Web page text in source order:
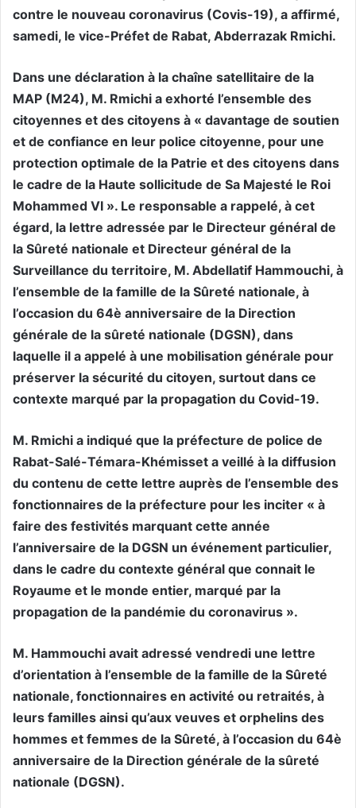
contre le nouveau coronavirus (Covis-19), a affirmé,
samedi, le vice-Préfet de Rabat, Abderrazak Rmichi.
Dans une déclaration à la chaîne satellitaire de la
MAP (M24), M. Rmichi a exhorté l’ensemble des
citoyennes et des citoyens à « davantage de soutien
et de confiance en leur police citoyenne, pour une
protection optimale de la Patrie et des citoyens dans
le cadre de la Haute sollicitude de Sa Majesté le Roi
Mohammed VI ». Le responsable a rappelé, à cet
égard, la lettre adressée par le Directeur général de
la Sûreté nationale et Directeur général de la
Surveillance du territoire, M. Abdellatif Hammouchi, à
l’ensemble de la famille de la Sûreté nationale, à
l’occasion du 64è anniversaire de la Direction
générale de la sûreté nationale (DGSN), dans
laquelle il a appelé à une mobilisation générale pour
préserver la sécurité du citoyen, surtout dans ce
contexte marqué par la propagation du Covid-19.
M. Rmichi a indiqué que la préfecture de police de
Rabat-Salé-Témara-Khémisset a veillé à la diffusion
du contenu de cette lettre auprès de l’ensemble des
fonctionnaires de la préfecture pour les inciter « à
faire des festivités marquant cette année
l’anniversaire de la DGSN un événement particulier,
dans le cadre du contexte général que connait le
Royaume et le monde entier, marqué par la
propagation de la pandémie du coronavirus ».
M. Hammouchi avait adressé vendredi une lettre
d’orientation à l’ensemble de la famille de la Sûreté
nationale, fonctionnaires en activité ou retraités, à
leurs familles ainsi qu’aux veuves et orphelins des
hommes et femmes de la Sûreté, à l’occasion du 64è
anniversaire de la Direction générale de la sûreté
nationale (DGSN).